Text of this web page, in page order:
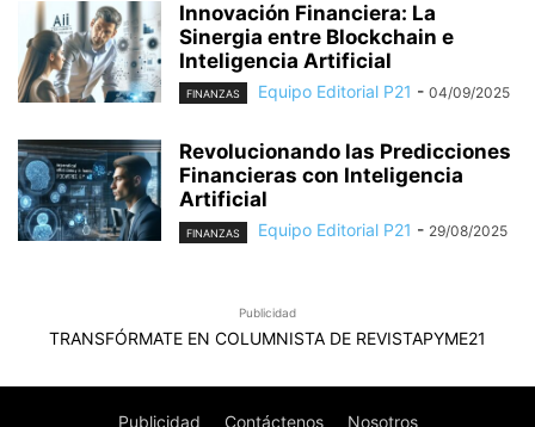
Innovación Financiera: La
Sinergia entre Blockchain e
Inteligencia Artificial
FINANZAS Equipo Editorial P21 - 04/09/2025
Revolucionando las Predicciones
Financieras con Inteligencia
Artificial
FINANZAS Equipo Editorial P21 - 29/08/2025
Publicidad
TRANSFÓRMATE EN COLUMNISTA DE REVISTAPYME21
Publicidad Contáctenos Nosotros